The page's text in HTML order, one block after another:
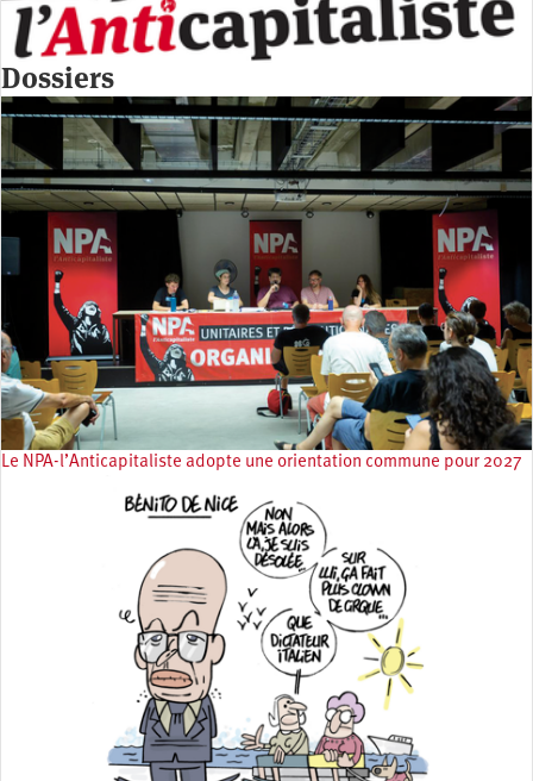
Dossiers
Le NPA-l’Anticapitaliste adopte une orientation commune pour 2027